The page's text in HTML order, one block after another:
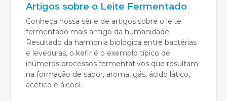
Artigos sobre o Leite Fermentado
Conheça nossa série de artigos sobre o leite
fermentado mais antigo da humanidade.
Resultado da harmonia biológica entre bactérias
e leveduras, o kefir é o exemplo típico de
inúmeros processos fermentativos que resultam
na formação de sabor, aroma, gás, ácido lático,
acético e álcool.